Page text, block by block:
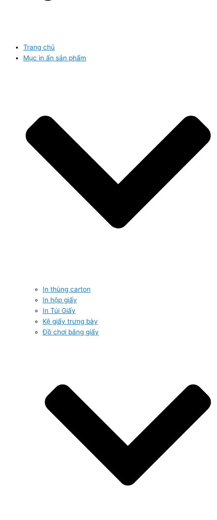
Trang chủ
Mục in ấn sản phẩm
In thùng carton
In hộp giấy
In Túi Giấy
Kệ giấy trưng bày
Đồ chơi bằng giấy